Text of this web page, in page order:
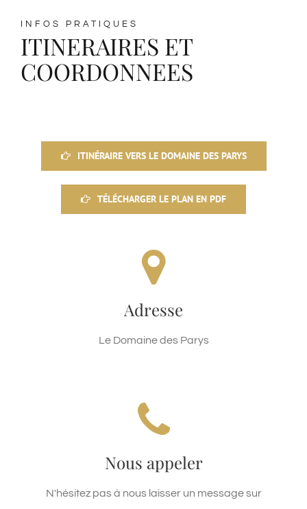
INFOS PRATIQUES
ITINERAIRES ET
COORDONNEES
ITINÉRAIRE VERS LE DOMAINE DES PARYS
TÉLÉCHARGER LE PLAN EN PDF
Adresse
Le Domaine des Parys
ADRESSE
Chemin des Parys
Nous appeler
N'hésitez pas à nous laisser un message sur